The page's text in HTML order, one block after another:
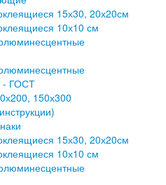
15х30, 20х20см
10х10 см
- ГОСТ
150х300
15х30, 20х20см
10х10 см